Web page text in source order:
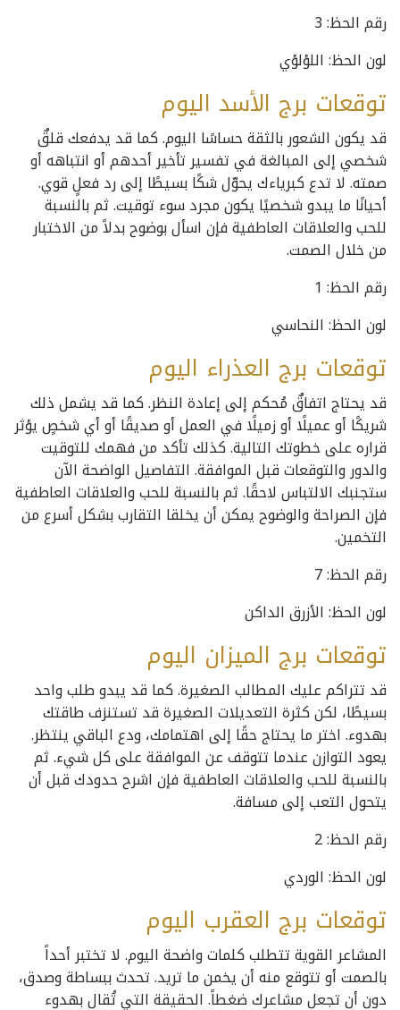
رقم الحظ: 3
لون الحظ: اللؤلؤي
توقعات برج الأسد اليوم
قد يكون الشعور بالثقة حساسًا اليوم. كما قد يدفعك قلقٌ
شخصي إلى المبالغة في تفسير تأخير أحدهم أو انتباهه أو
صمته. لا تدع كبرياءك يحوّل شكًا بسيطًا إلى رد فعلٍ قوي.
أحيانًا ما يبدو شخصيًا يكون مجرد سوء توقيت. ثم بالنسبة
للحب والعلاقات العاطفية فإن اسأل بوضوح بدلاً من الاختبار
من خلال الصمت.
رقم الحظ: 1
لون الحظ: النحاسي
توقعات برج العذراء اليوم
قد يحتاج اتفاقٌ مُحكم إلى إعادة النظر. كما قد يشمل ذلك
شريكًا أو عميلًا أو زميلًا في العمل أو صديقًا أو أي شخصٍ يؤثر
قراره على خطوتك التالية. كذلك تأكد من فهمك للتوقيت
والدور والتوقعات قبل الموافقة. التفاصيل الواضحة الآن
ستجنبك الالتباس لاحقًا. ثم بالنسبة للحب والعلاقات العاطفية
فإن الصراحة والوضوح يمكن أن يخلقا التقارب بشكل أسرع من
التخمين.
رقم الحظ: 7
لون الحظ: الأزرق الداكن
توقعات برج الميزان اليوم
قد تتراكم عليك المطالب الصغيرة. كما قد يبدو طلب واحد
بسيطًا، لكن كثرة التعديلات الصغيرة قد تستنزف طاقتك
بهدوء. اختر ما يحتاج حقًا إلى اهتمامك، ودع الباقي ينتظر.
يعود التوازن عندما تتوقف عن الموافقة على كل شيء. ثم
بالنسبة للحب والعلاقات العاطفية فإن اشرح حدودك قبل أن
يتحول التعب إلى مسافة.
رقم الحظ: 2
لون الحظ: الوردي
توقعات برج العقرب اليوم
المشاعر القوية تتطلب كلمات واضحة اليوم. لا تختبر أحداً
بالصمت أو تتوقع منه أن يخمن ما تريد. تحدث ببساطة وصدق،
دون أن تجعل مشاعرك ضغطاً. الحقيقة التي تُقال بهدوء